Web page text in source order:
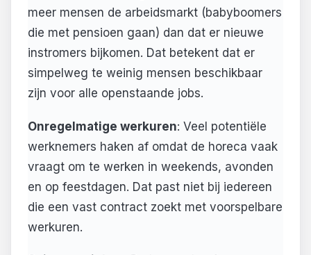
meer mensen de arbeidsmarkt (babyboomers
die met pensioen gaan) dan dat er nieuwe
instromers bijkomen. Dat betekent dat er
simpelweg te weinig mensen beschikbaar
zijn voor alle openstaande jobs.
Onregelmatige werkuren: Veel potentiële
werknemers haken af omdat de horeca vaak
vraagt om te werken in weekends, avonden
en op feestdagen. Dat past niet bij iedereen
die een vast contract zoekt met voorspelbare
werkuren.